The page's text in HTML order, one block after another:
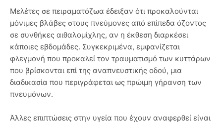
Μελέτες σε πειραματόζωα έδειξαν ότι προκαλούνται
μόνιμες βλάβες στους πνεύμονες από επίπεδα όζοντος
σε συνθήκες αιθαλομίχλης, αν η έκθεση διαρκέσει
κάποιες εβδομάδες. Συγκεκριμένα, εμφανίζεται
φλεγμονή που προκαλεί τον τραυματισμό των κυττάρων
που βρίσκονται επί της αναπνευστικής οδού, μια
διαδικασία που περιγράφεται ως πρώιμη γήρανση των
πνευμόνων.
Άλλες επιπτώσεις στην υγεία που έχουν αναφερθεί είναι